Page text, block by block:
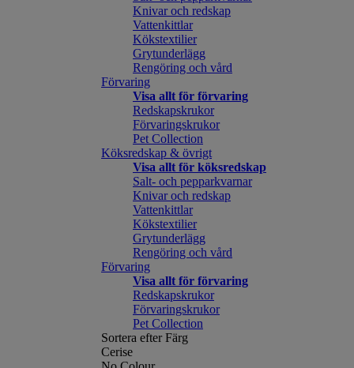
Knivar och redskap
Vattenkittlar
Kökstextilier
Grytunderlägg
Rengöring och vård
Förvaring
Visa allt för förvaring
Redskapskrukor
Förvaringskrukor
Pet Collection
Köksredskap & övrigt
Visa allt för köksredskap
Salt- och pepparkvarnar
Knivar och redskap
Vattenkittlar
Kökstextilier
Grytunderlägg
Rengöring och vård
Förvaring
Visa allt för förvaring
Redskapskrukor
Förvaringskrukor
Pet Collection
Sortera efter Färg
Cerise